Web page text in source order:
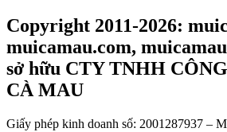
Copyright 2011-2026:
muicamau.com,
sở hữu CTY TNHH
CÀ MAU
Giấy phép kinh doanh số: 2001287937 –